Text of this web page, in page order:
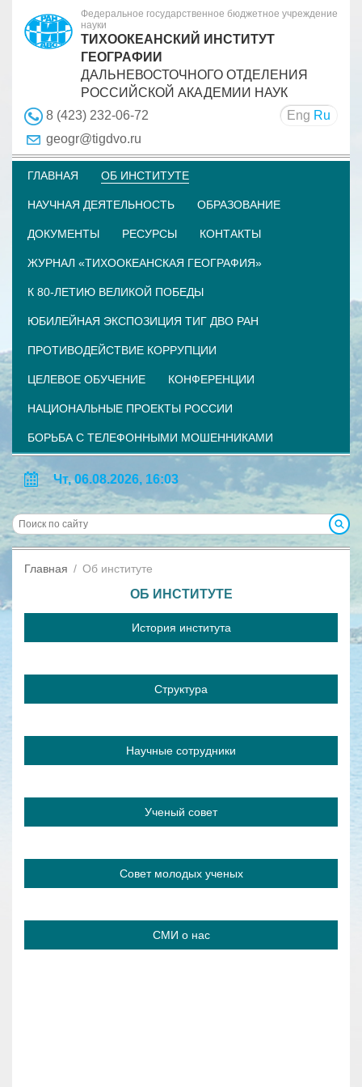
Федеральное государственное бюджетное учреждение
науки
ТИХООКЕАНСКИЙ ИНСТИТУТ
ГЕОГРАФИИ
ДАЛЬНЕВОСТОЧНОГО ОТДЕЛЕНИЯ
РОССИЙСКОЙ АКАДЕМИИ НАУК
8 (423) 232-06-72
Eng Ru
geogr@tigdvo.ru
ГЛАВНАЯ ОБ ИНСТИТУТЕ
НАУЧНАЯ ДЕЯТЕЛЬНОСТЬ ОБРАЗОВАНИЕ
ДОКУМЕНТЫ РЕСУРСЫ КОНТАКТЫ
ЖУРНАЛ «ТИХООКЕАНСКАЯ ГЕОГРАФИЯ»
К 80-ЛЕТИЮ ВЕЛИКОЙ ПОБЕДЫ
ЮБИЛЕЙНАЯ ЭКСПОЗИЦИЯ ТИГ ДВО РАН
ПРОТИВОДЕЙСТВИЕ КОРРУПЦИИ
ЦЕЛЕВОЕ ОБУЧЕНИЕ КОНФЕРЕНЦИИ
НАЦИОНАЛЬНЫЕ ПРОЕКТЫ РОССИИ
БОРЬБА С ТЕЛЕФОННЫМИ МОШЕННИКАМИ
Чт, 06.08.2026, 16:03
Главная Об институте
ОБ ИНСТИТУТЕ
История института
Структура
Научные сотрудники
Ученый совет
Совет молодых ученых
СМИ о нас